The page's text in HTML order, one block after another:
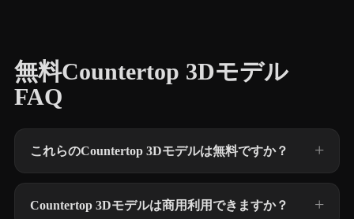
無料Countertop 3Dモデル
FAQ
これらのCountertop 3Dモデルは無料ですか？
Countertop 3Dモデルは商用利用できますか？